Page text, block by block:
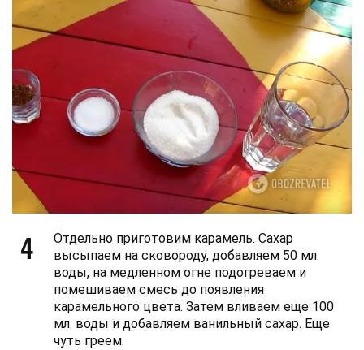
4
Отдельно приготовим карамель. Сахар
высыпаем на сковороду, добавляем 50 мл.
воды, на медленном огне подогреваем и
помешиваем смесь до появления
карамельного цвета. Затем вливаем еще 100
мл. воды и добавляем ванильный сахар. Еще
чуть греем.